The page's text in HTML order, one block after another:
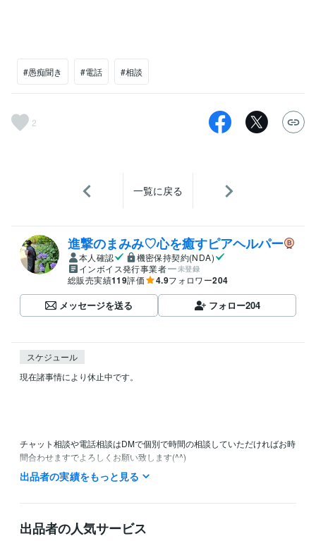
#愚痴聞き #電話 #相談
2
一覧に戻る
進撃のまみみ♡心を癒すピアヘルパー
本人確認
機密保持契約(NDA)
インボイス発行事業者
未登録
総販売実績119評価 4.9フォロワー204
メッセージを送る フォロー204
スケジュール
現在諸事情により休止中です。
チャット相談や電話相談はDMで個別で時間の相談していただければお時
間合わせますでよろしくお願い致します(^^)
主に平日の10:00〜15:00にお電話の待機しております。
ご予約・お問い合わせ24時間受付中です♪
出品者の実績をもっと見る
出品者の人気サービス